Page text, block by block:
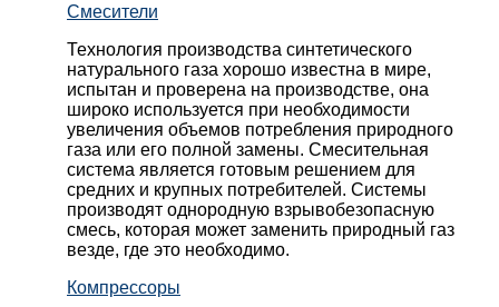
Смесители
Технология производства синтетического
натурального газа хорошо известна в мире,
испытан и проверена на производстве, она
широко используется при необходимости
увеличения объемов потребления природного
газа или его полной замены. Смесительная
система является готовым решением для
средних и крупных потребителей. Системы
производят однородную взрывобезопасную
смесь, которая может заменить природный газ
везде, где это необходимо.
Компрессоры